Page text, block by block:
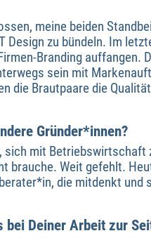
meine beiden
Design zu bündeln. Im
Branding
sein mit
die Brautpaare die
Gründer*innen?
sich mit
brauche. Weit gefehlt.
die mitdenkt
bei Deiner Arbeit zur